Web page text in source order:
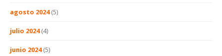
agosto 2024(5)
julio 2024(4)
junio 2024(5)